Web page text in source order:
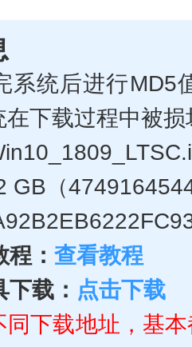
系统后进行MD5
下载过程中被
GB（
： 查看教程
载： 点击下载
下载地址，基